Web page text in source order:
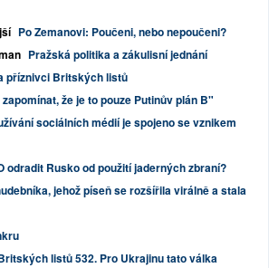
Po Zemanovi: Poučeni, nebo nepoučeni?
Pražská politika a zákulisní jednání
příznivci Britských listů
že je to pouze Putinův plán B"
sociálních médií je spojeno se vznikem
odradit Rusko od použití jaderných zbraní?
jehož píseň se rozšířila virálně a stala
listů 532. Pro Ukrajinu tato válka